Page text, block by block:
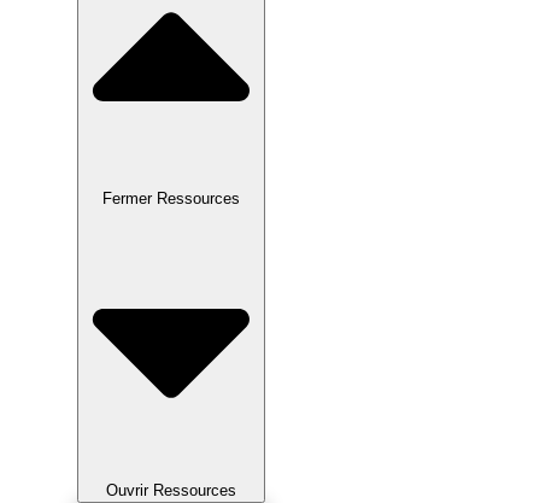
Fermer Ressources
Ouvrir Ressources